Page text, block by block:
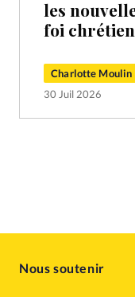
les
foi
Charlotte Moulin
30 Juil 2026
Nous soutenir